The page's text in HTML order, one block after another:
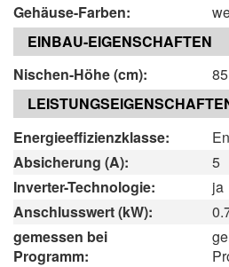
Gehäuse-Farben:
EINBAU-EIGENSCHAFTEN
Nischen-Höhe (cm):
85
Energieeffizienzklasse:
Absicherung (A):
5
Inverter-Technologie:
ja
Anschlusswert (kW):
gemessen bei
Programm: